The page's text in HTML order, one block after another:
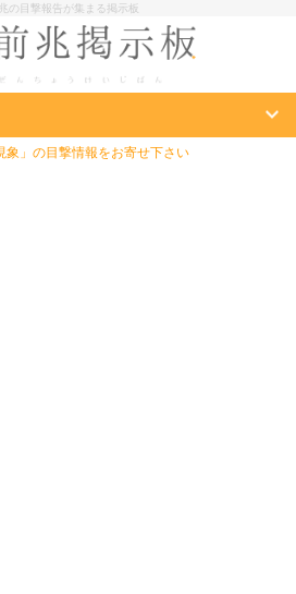
の目撃報告が集まる掲示板
象」の目撃情報をお寄せ下さい